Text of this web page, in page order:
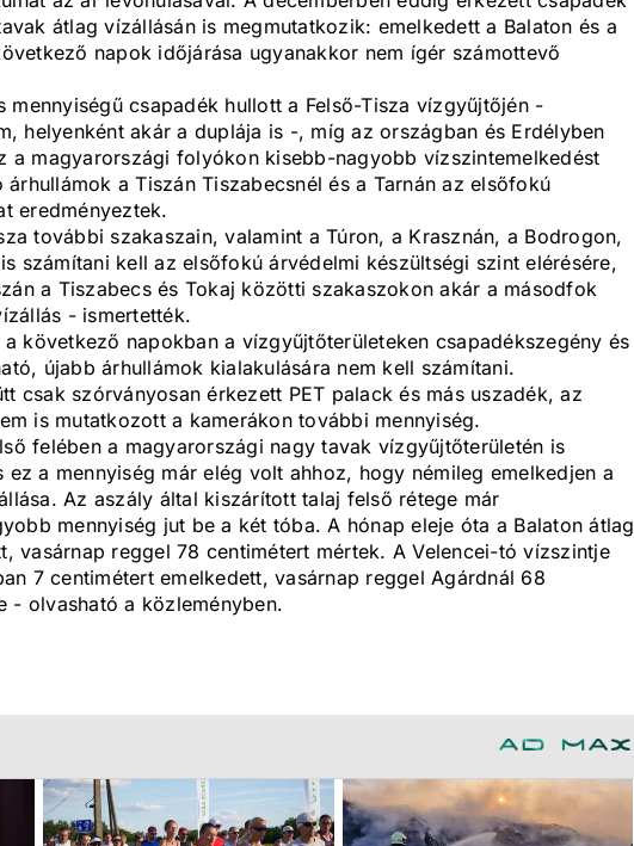
átlag vízállásán is megmutatkozik: emelkedett a Balaton és a
napok időjárása ugyanakkor nem ígér számottevő
mennyiségű csapadék hullott a Felső-Tisza vízgyűjtőjén -
helyenként akár a duplája is -, míg az országban és Erdélyben
a magyarországi folyókon kisebb-nagyobb vízszintemelkedést
a Tiszán Tiszabecsnél és a Tarnán az elsőfokú
eredményeztek.
további szakaszain, valamint a Túron, a Krasznán, a Bodrogon,
számítani kell az elsőfokú árvédelmi készültségi szint elérésére,
a Tiszabecs és Tokaj közötti szakaszokon akár a másodfok
- ismertették.
következő napokban a vízgyűjtőterületeken csapadékszegény és
újabb árhullámok kialakulására nem kell számítani.
csak szórványosan érkezett PET palack és más uszadék, az
is mutatkozott a kamerákon további mennyiség.
felében a magyarországi nagy tavak vízgyűjtőterületén is
a mennyiség már elég volt ahhoz, hogy némileg emelkedjen a
Az aszály által kiszárított talaj felső rétege már
mennyiség jut be a két tóba. A hónap eleje óta a Balaton átlag
vasárnap reggel 78 centimétert mértek. A Velencei-tó vízszintje
7 centimétert emelkedett, vasárnap reggel Agárdnál 68
- olvasható a közleményben.